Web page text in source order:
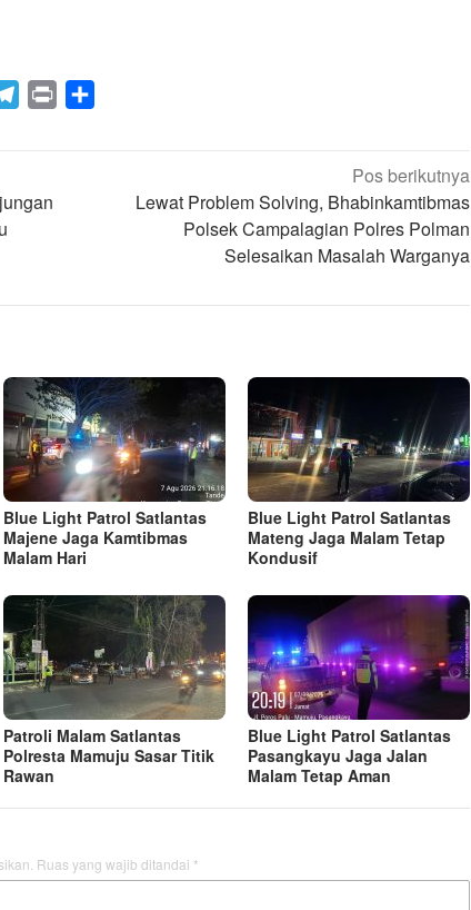
Telegram
Print
Pos berikutnya
Lewat Problem Solving, Bhabinkamtibmas
Polsek Campalagian Polres Polman
Selesaikan Masalah Warganya
Blue Light Patrol Satlantas
Majene Jaga Kamtibmas
Malam Hari
Blue Light Patrol Satlantas
Mateng Jaga Malam Tetap
Kondusif
Patroli Malam Satlantas
Polresta Mamuju Sasar Titik
Rawan
Blue Light Patrol Satlantas
Pasangkayu Jaga Jalan
Malam Tetap Aman
Ruas yang wajib ditandai *